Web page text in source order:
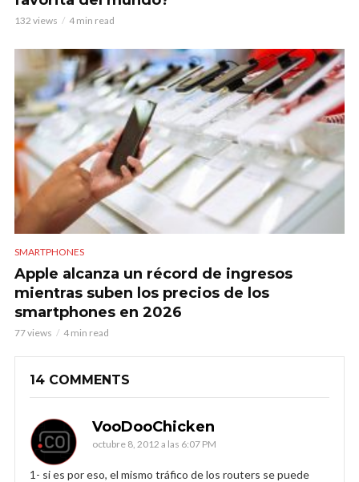
132 views 4 min read
SMARTPHONES
Apple alcanza un récord de ingresos
mientras suben los precios de los
smartphones en 2026
77 views 4 min read
14 COMMENTS
VooDooChicken
octubre 8, 2012 a las 6:07 PM
1- si es por eso, el mismo tráfico de los routers se puede